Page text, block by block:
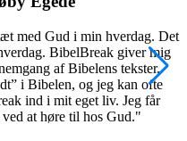
med Gud i min hverdag. Det
BibelBreak giver mig
af Bibelens tekster.
i Bibelen, og jeg kan ofte
ind i mit eget liv. Jeg får
at høre til hos Gud."